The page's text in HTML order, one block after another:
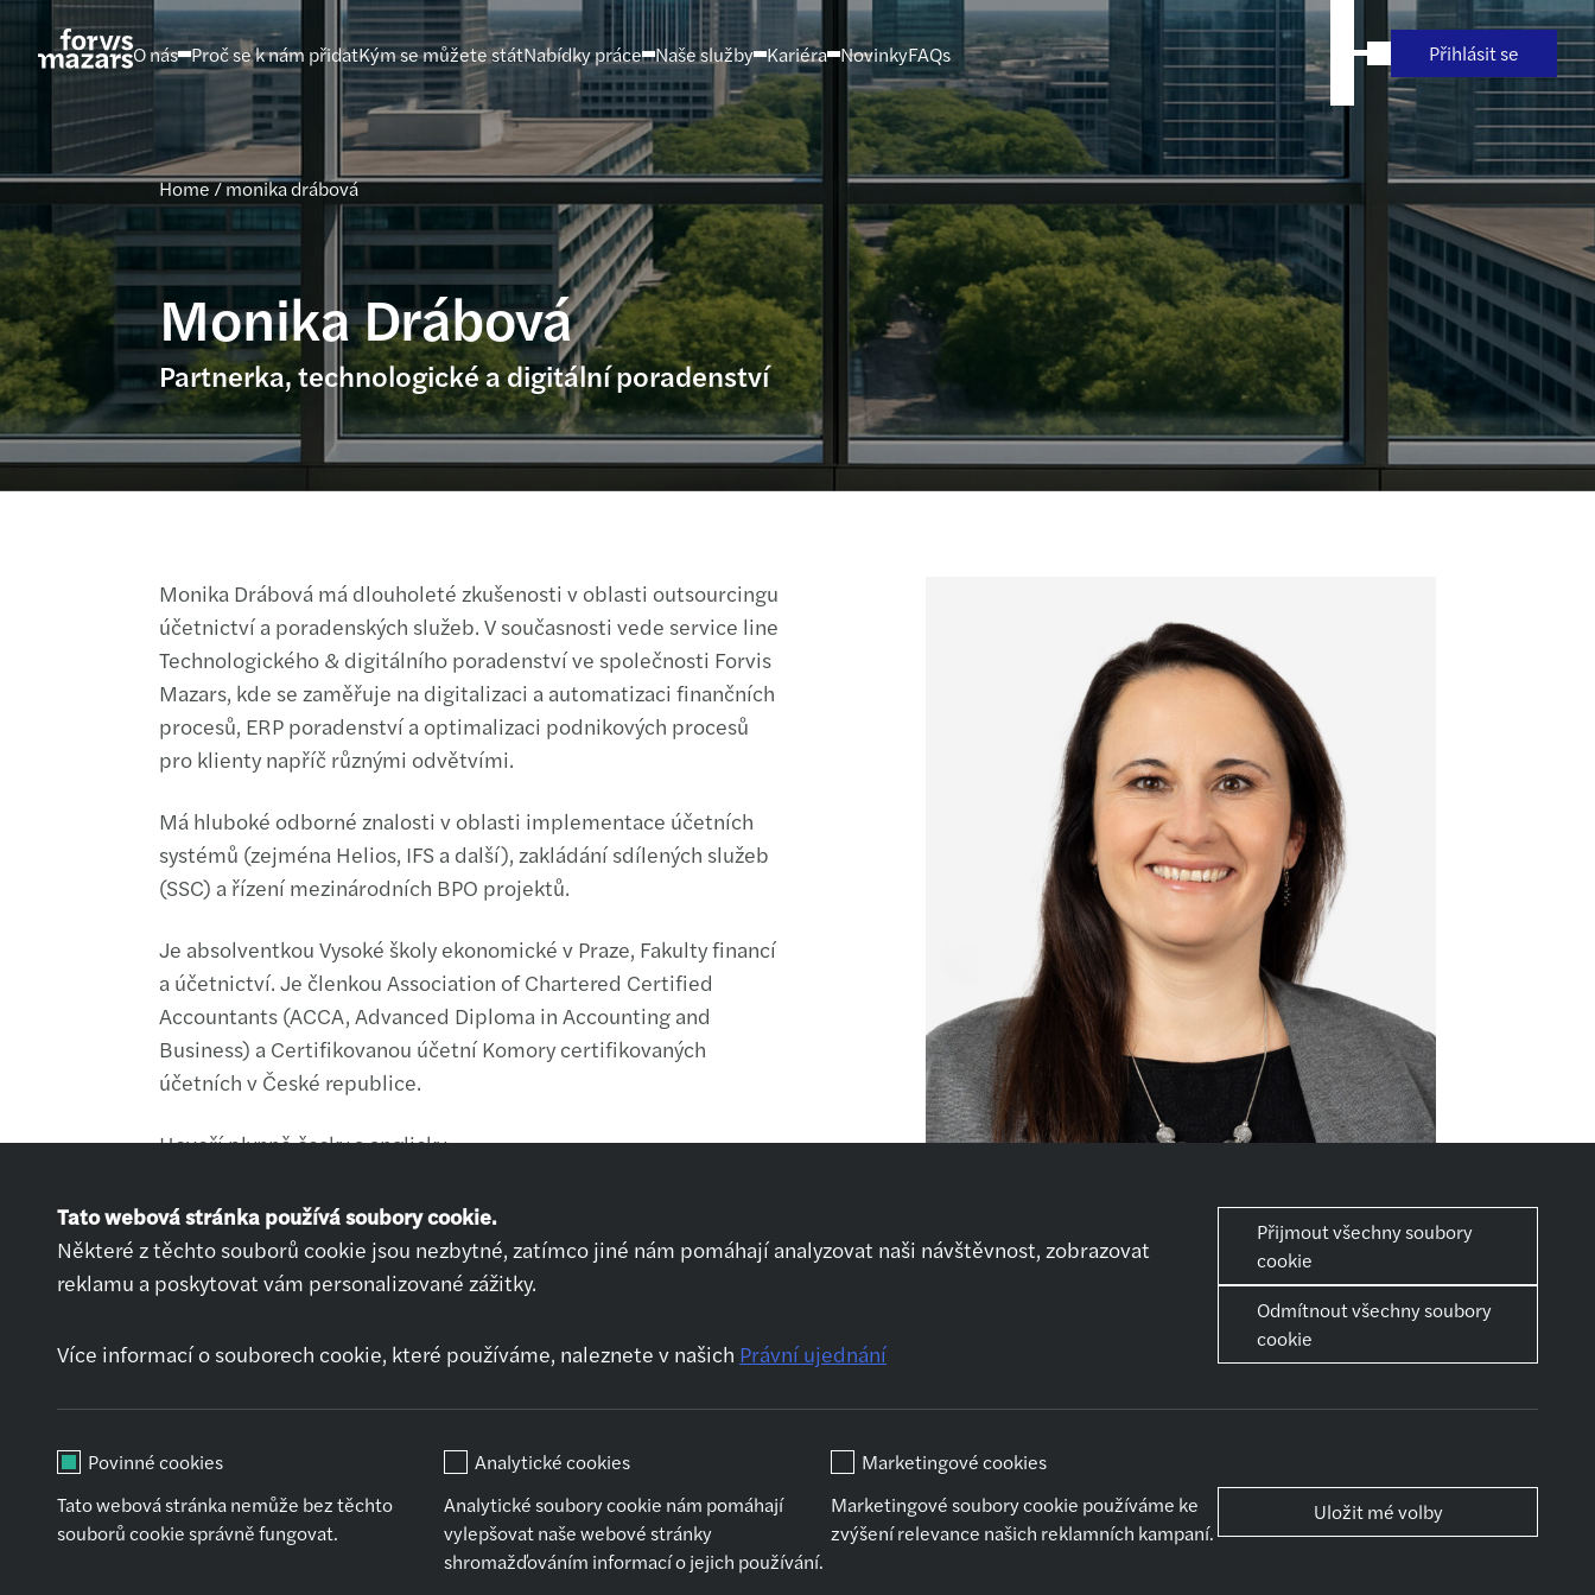
O nás Proč se k nám přidatKým se můžete státNabídky práce Naše služby Kariéra NovinkyFAQs Přihlásit se
Home/monika drábová
Monika Drábová
Partnerka, technologické a digitální poradenství
Monika Drábová má dlouholeté zkušenosti v oblasti outsourcingu
účetnictví a poradenských služeb. V současnosti vede service line
Technologického & digitálního poradenství ve společnosti Forvis
Mazars, kde se zaměřuje na digitalizaci a automatizaci finančních
procesů, ERP poradenství a optimalizaci podnikových procesů
pro klienty napříč různými odvětvími.
Má hluboké odborné znalosti v oblasti implementace účetních
systémů (zejména Helios, IFS a další), zakládání sdílených služeb
(SSC) a řízení mezinárodních BPO projektů.
Je absolventkou Vysoké školy ekonomické v Praze, Fakulty financí
a účetnictví. Je členkou Association of Chartered Certified
Accountants (ACCA, Advanced Diploma in Accounting and
Business) a Certifikovanou účetní Komory certifikovaných
účetních v České republice.
Hovoří plynně česky a anglicky.
Přihlásit se
Chci pracovat
Jak se připravit na
O nás
pohovor
Audit
Daňové poradenství
Outsourcing
poradenství
Znalectví
Mzdové účetnictví
Pomůžeme ti se
Práce a volný čas
Koho a co
podporujeme
Sdílet
Tato webová stránka používá soubory cookie.
Některé z těchto souborů cookie jsou nezbytné, zatímco jiné nám pomáhají analyzovat naši návštěvnost, zobrazovat
reklamu a poskytovat vám personalizované zážitky.
Více informací o souborech cookie, které používáme, naleznete v našich Právní ujednání
Přijmout všechny soubory
cookie
Odmítnout všechny soubory
cookie
Povinné cookies
Tato webová stránka nemůže bez těchto
souborů cookie správně fungovat.
Analytické cookies
Analytické soubory cookie nám pomáhají
vylepšovat naše webové stránky
shromažďováním informací o jejich používání.
Marketingové cookies
Marketingové soubory cookie používáme ke
zvýšení relevance našich reklamních kampaní.
Uložit mé volby